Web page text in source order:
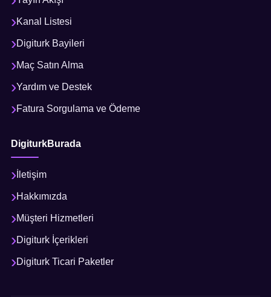
Kanal Listesi
Digiturk Bayileri
Maç Satın Alma
Yardım ve Destek
Fatura Sorgulama ve Ödeme
DigiturkBurada
İletişim
Hakkımızda
Müşteri Hizmetleri
Digiturk İçerikleri
Digiturk Ticari Paketler